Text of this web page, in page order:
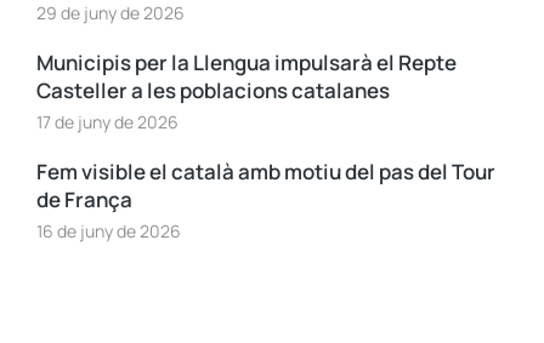
29 de juny de 2026
Municipis per la Llengua impulsarà el Repte
Casteller a les poblacions catalanes
17 de juny de 2026
Fem visible el català amb motiu del pas del Tour
de França
16 de juny de 2026